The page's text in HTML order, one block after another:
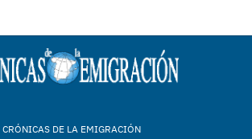
CRÓNICAS DE LA EMIGRACIÓN